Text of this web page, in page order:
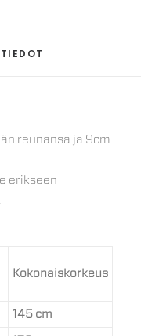
reunansa ja 9cm
erikseen
Kokonaiskorkeus
145 cm